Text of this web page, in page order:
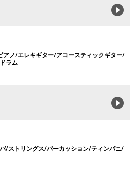
アノ/エレキギター/アコースティックギター/
ラム
/ストリングス/パーカッション/ティンパニ/